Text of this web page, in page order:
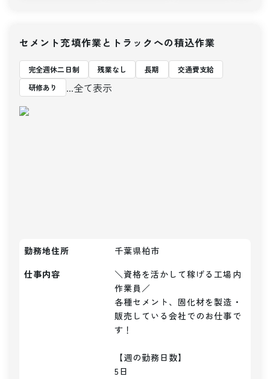
セメント充填作業とトラックへの積込作業
完全週休二日制 残業なし 長期
交通費支給
研修あり
...全て表示
勤務地住所
千葉県柏市
仕事内容
＼資格を活かして稼げる工場内
作業員／
各種セメント、固化材を製造・
販売している会社でのお仕事で
す！
【週の勤務日数】
5日